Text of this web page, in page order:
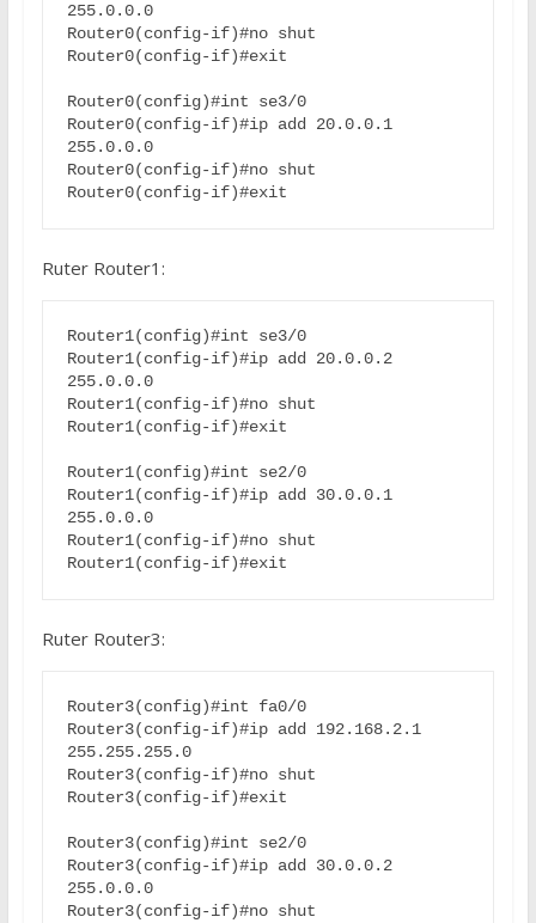
255.0.0.0
Router0(config-if)#no shut
Router0(config-if)#exit
Router0(config)#int se3/0
Router0(config-if)#ip add 20.0.0.1
255.0.0.0
Router0(config-if)#no shut
Router0(config-if)#exit
Ruter Router1:
Router1(config)#int se3/0
Router1(config-if)#ip add 20.0.0.2
255.0.0.0
Router1(config-if)#no shut
Router1(config-if)#exit
Router1(config)#int se2/0
Router1(config-if)#ip add 30.0.0.1
255.0.0.0
Router1(config-if)#no shut
Router1(config-if)#exit
Ruter Router3:
Router3(config)#int fa0/0
Router3(config-if)#ip add 192.168.2.1
255.255.255.0
Router3(config-if)#no shut
Router3(config-if)#exit
Router3(config)#int se2/0
Router3(config-if)#ip add 30.0.0.2
255.0.0.0
Router3(config-if)#no shut